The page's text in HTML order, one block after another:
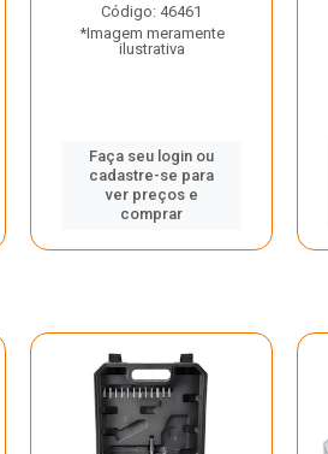
Código: 46461
*Imagem meramente
ilustrativa
Faça seu login ou
cadastre-se para
ver preços e
comprar